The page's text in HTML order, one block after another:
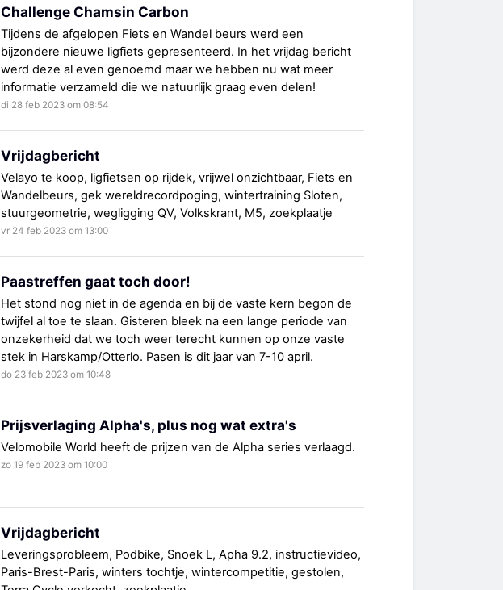
Challenge Chamsin Carbon
Tijdens de afgelopen Fiets en Wandel beurs werd een
bijzondere nieuwe ligfiets gepresenteerd. In het vrijdag bericht
werd deze al even genoemd maar we hebben nu wat meer
informatie verzameld die we natuurlijk graag even delen!
di 28 feb 2023 om 08:54
Vrijdagbericht
Velayo te koop, ligfietsen op rijdek, vrijwel onzichtbaar, Fiets en
Wandelbeurs, gek wereldrecordpoging, wintertraining Sloten,
stuurgeometrie, wegligging QV, Volkskrant, M5, zoekplaatje
vr 24 feb 2023 om 13:00
Paastreffen gaat toch door!
Het stond nog niet in de agenda en bij de vaste kern begon de
twijfel al toe te slaan. Gisteren bleek na een lange periode van
onzekerheid dat we toch weer terecht kunnen op onze vaste
stek in Harskamp/Otterlo. Pasen is dit jaar van 7-10 april.
do 23 feb 2023 om 10:48
Prijsverlaging Alpha's, plus nog wat extra's
Velomobile World heeft de prijzen van de Alpha series verlaagd.
zo 19 feb 2023 om 10:00
Vrijdagbericht
Leveringsprobleem, Podbike, Snoek L, Apha 9.2, instructievideo,
Paris-Brest-Paris, winters tochtje, wintercompetitie, gestolen,